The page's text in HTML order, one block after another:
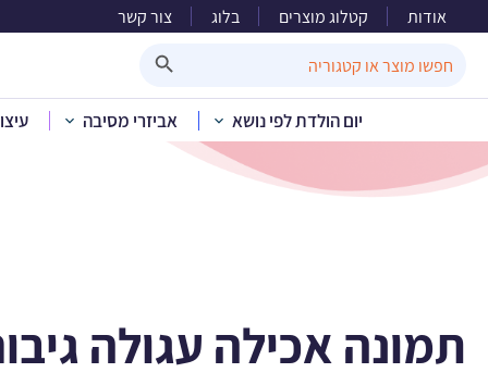
אודות קטלוג מוצרים בלוג צור קשר
for:
יום הולדת לפי נושא אביזרי מסיבה
בית »קטלוג מוצרים
תמונה אכילה עגולה